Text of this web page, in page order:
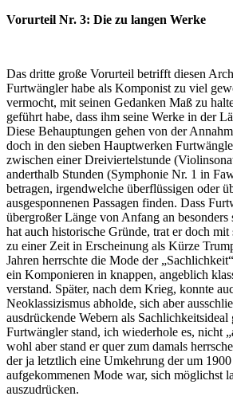
Vorurteil Nr. 3: Die zu langen Werke
Das dritte große Vorurteil betrifft diesen
Furtwängler habe als Komponist zu viel
vermocht, mit seinen Gedanken Maß zu
geführt habe, dass ihm seine Werke in der
Diese Behauptungen gehen von der
doch in den sieben Hauptwerken
zwischen einer Dreiviertelstunde
anderthalb Stunden (Symphonie Nr. 1 in
betragen, irgendwelche überflüssigen oder
ausgesponnenen Passagen finden. Dass
übergroßer Länge von Anfang an besonders
hat auch historische Gründe, trat er doch mit
zu einer Zeit in Erscheinung als Kürze
Jahren herrschte die Mode der
ein Komponieren in knappen, angeblich
verstand. Später, nach dem Krieg, konnte
Neoklassizismus abholde, sich aber
ausdrückende Webern als Sachlichkeitsideal
Furtwängler stand, ich wiederhole es, nicht
wohl aber stand er quer zum damals
der ja letztlich eine Umkehrung der um
aufgekommenen Mode war, sich möglichst
auszudrücken.